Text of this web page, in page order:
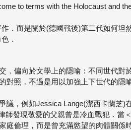
to terms with the Holocaust and
．而是關於(德國戰後)第二代如何坦
．
，偏向於文學上的隱喻：不同世代對
對照，不過是用以加強上下世代的隱
議，例如Jessica Lange(潔西卡蘭芝)
師發現敬愛的父親曾是冷血戰犯．當
庭倫理，而是曾充滿慾望的肉體關係